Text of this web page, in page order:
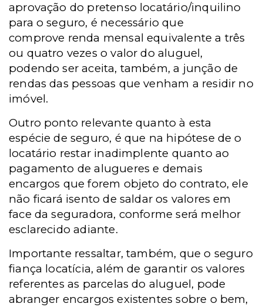
aprovação do pretenso locatário/inquilino
para o seguro, é necessário que
comprove renda mensal equivalente a três
ou quatro vezes o valor do aluguel,
podendo ser aceita, também, a junção de
rendas das pessoas que venham a residir no
imóvel.
Outro ponto relevante quanto à esta
espécie de seguro, é que na hipótese de o
locatário restar inadimplente quanto ao
pagamento de alugueres e demais
encargos que forem objeto do contrato, ele
não ficará isento de saldar os valores em
face da seguradora, conforme será melhor
esclarecido adiante.
Importante ressaltar, também, que o seguro
fiança locatícia, além de garantir os valores
referentes as parcelas do aluguel, pode
abranger encargos existentes sobre o bem,